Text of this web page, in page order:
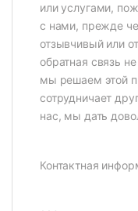
или услугами,
с нами, прежде
отзывчивый или
обратная связь
мы решаем этой
сотрудничает
нас, мы дать
Контактная